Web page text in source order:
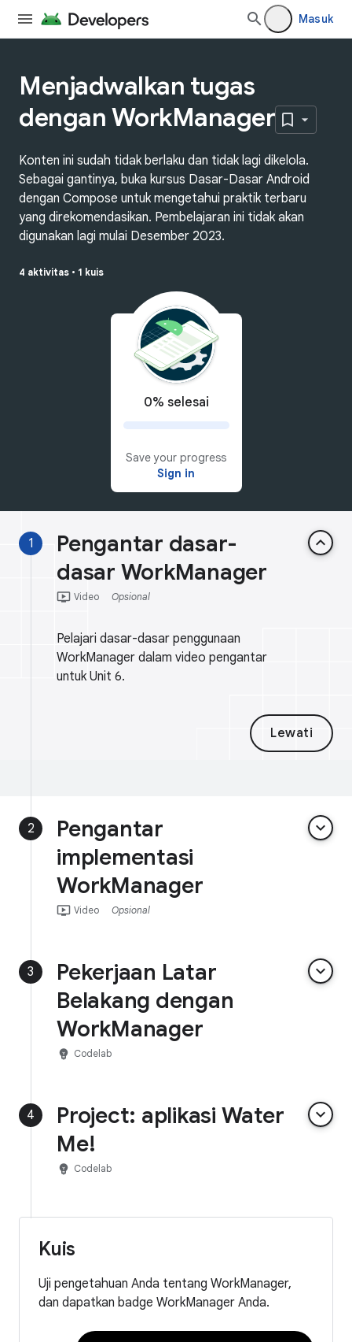
Masuk
Menjadwalkan tugas
dengan WorkManager
Konten ini sudah tidak berlaku dan tidak lagi dikelola.
Sebagai gantinya, buka kursus Dasar-Dasar Android
dengan Compose untuk mengetahui praktik terbaru
yang direkomendasikan. Pembelajaran ini tidak akan
digunakan lagi mulai Desember 2023.
4 aktivitas • 1 kuis
0% selesai
Save your progress
Sign in
1
Pengantar dasar-
dasar WorkManager
keyboard_arrow_up
ondemand_video Video Opsional
Pelajari dasar-dasar penggunaan
WorkManager dalam video pengantar
untuk Unit 6.
Lewati
2
Pengantar
implementasi
WorkManager
keyboard_arrow_down
ondemand_video Video Opsional
3
Pekerjaan Latar
Belakang dengan
WorkManager
keyboard_arrow_down
emoji_objects Codelab
4
Project: aplikasi Water
Me!
keyboard_arrow_down
emoji_objects Codelab
Kuis
Uji pengetahuan Anda tentang WorkManager,
dan dapatkan badge WorkManager Anda.